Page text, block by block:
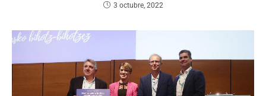
3 octubre, 2022